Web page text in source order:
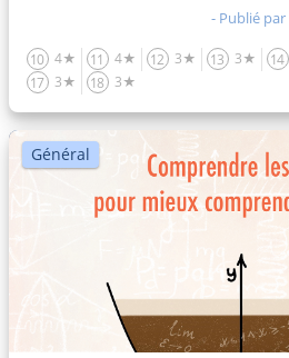
- Publié par
10 4★ 11 4★ 12 3★ 13 3★ 14
17
3★ 18 3★
Général